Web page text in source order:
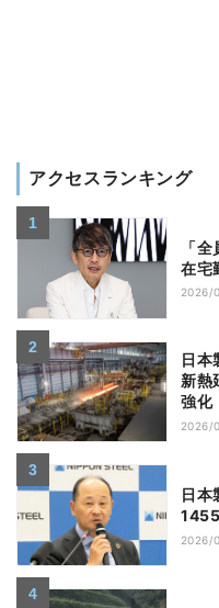
アクセスランキング
「
在宅
2026/
日
新熱
強化
2026/
日本
2026/